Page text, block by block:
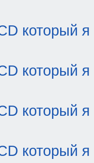
который я
который я
который я
который я